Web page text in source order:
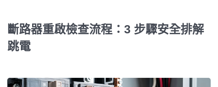
斷路器重啟檢查流程：3 步驟安全排解
跳電